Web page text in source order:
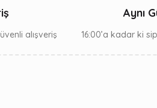
alışveriş
Aynı
16:00’a kadar ki